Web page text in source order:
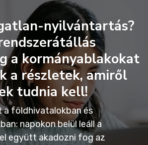
nyilvántartás?
a kormányablakokat
a részletek, amiről
tudnia kell!
a földhivatalokban és
napokon belül leáll a
együtt akadozni fog az